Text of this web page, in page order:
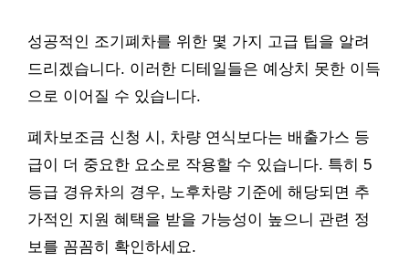
성공적인 조기폐차를 위한 몇 가지 고급 팁을 알려
드리겠습니다. 이러한 디테일들은 예상치 못한 이득
으로 이어질 수 있습니다.
폐차보조금 신청 시, 차량 연식보다는 배출가스 등
급이 더 중요한 요소로 작용할 수 있습니다. 특히 5
등급 경유차의 경우, 노후차량 기준에 해당되면 추
가적인 지원 혜택을 받을 가능성이 높으니 관련 정
보를 꼼꼼히 확인하세요.